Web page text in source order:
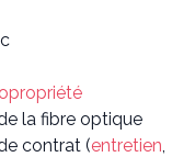
la fibre optique
contrat (entretien,